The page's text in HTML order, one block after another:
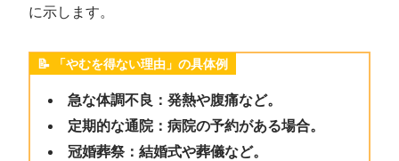
に示します。
「やむを得ない理由」の具体例
急な体調不良：発熱や腹痛など。
定期的な通院：病院の予約がある場合。
冠婚葬祭：結婚式や葬儀など。